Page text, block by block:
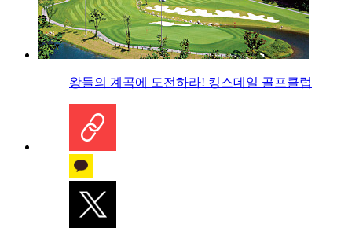
왕들의 계곡에 도전하라! 킹스데일 골프클럽